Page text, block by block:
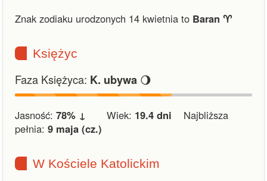
Znak zodiaku urodzonych 14 kwietnia to Baran ♈︎
Księżyc
Faza Księżyca: K. ubywa 🌖
Jasność: 78% ↓ Wiek: 19.4 dni Najbliższa
pełnia: 9 maja (cz.)
W Kościele Katolickim